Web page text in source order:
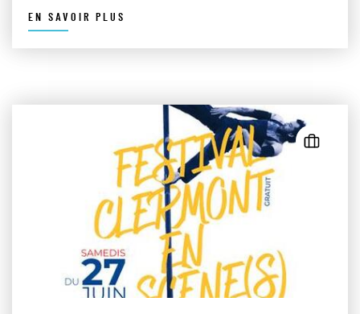
EN SAVOIR PLUS